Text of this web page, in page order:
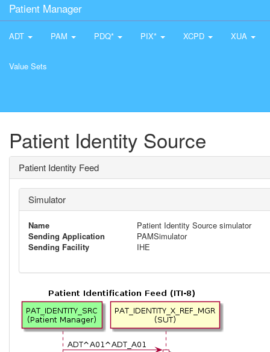
Patient Manager
ADT PAM PDQ* PIX* XCPD XUA
Value Sets
Patient Identity Source
Patient Identity Feed
Simulator
Name
Patient Identity Source simulator
Sending Application
PAMSimulator
Sending Facility
IHE